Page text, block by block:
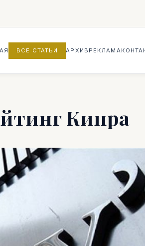
ВСЕ СТАТЬИ АРХИВ РЕКЛАМА
Кипра